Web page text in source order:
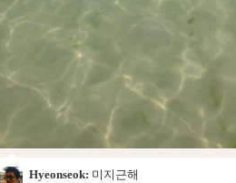
Hyeonseok: 미지근해